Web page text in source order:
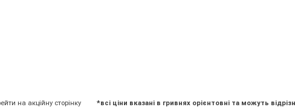
на акційну сторінку *всі ціни вказані в гривнях орієнтовні та можуть